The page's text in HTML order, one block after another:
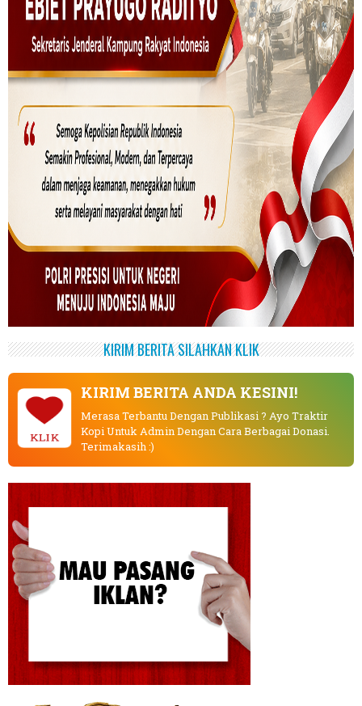
KIRIM BERITA SILAHKAN KLIK
KLIK
KIRIM BERITA ANDA KESINI!
Merasa Terbantu Dengan Publikasi ? Ayo Traktir
Kopi Untuk Admin Dengan Cara Berbagai Donasi.
Terimakasih :)